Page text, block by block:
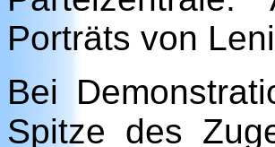
Porträts von
Bei
Spitze des